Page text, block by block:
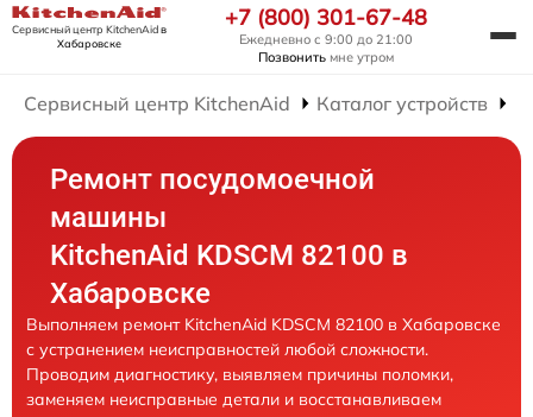
Сервисный центр KitchenAidв
Хабаровске
+7 (800) 301-67-48
Ежедневно с 9:00 до 21:00
Позвонить мне утром
Сервисный центр KitchenAid Каталог устройств
Ремонт посудомоечной
машины
KitchenAid KDSCM 82100 в
Хабаровске
Выполняем ремонт KitchenAid KDSCM 82100 в Хабаровске
с устранением неисправностей любой сложности.
Проводим диагностику, выявляем причины поломки,
заменяем неисправные детали и восстанавливаем